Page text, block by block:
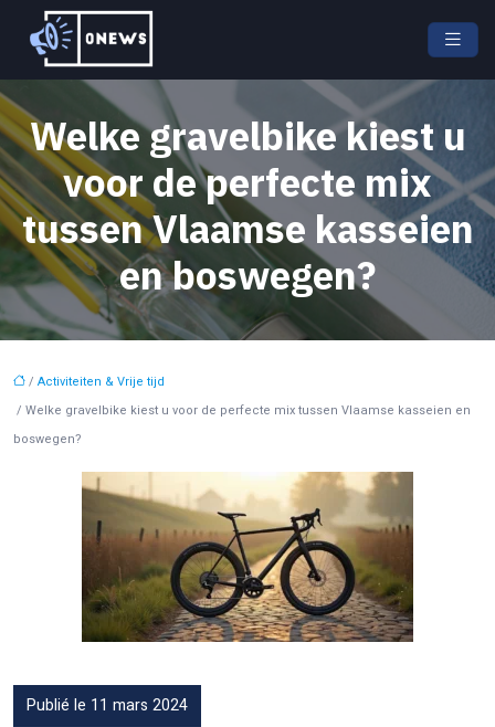
Welke gravelbike kiest u
voor de perfecte mix
tussen Vlaamse kasseien
en boswegen?
/ Activiteiten & Vrije tijd
/ Welke gravelbike kiest u voor de perfecte mix tussen Vlaamse kasseien en
boswegen?
Publié le 11 mars 2024